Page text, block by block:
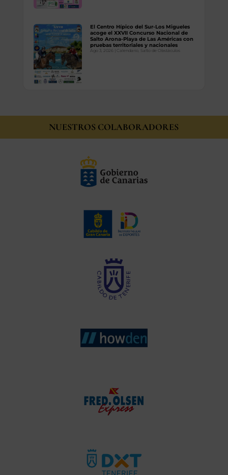
El Centro Hípico del Sur-Los Migueles
acoge el XXVII Concurso Nacional de
Salto Arona-Playa de Las Américas con
pruebas territoriales y nacionales
Ago 3, 2026 Calendario, Salto de Obstáculos
NUESTROS COLABORADORES